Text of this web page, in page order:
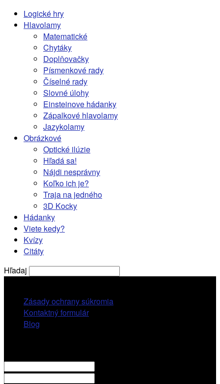
Logické hry
Hlavolamy
Matematické
Chytáky
Doplňovačky
Písmenkové rady
Číselné rady
Slovné úlohy
Einsteinove hádanky
Zápalkové hlavolamy
Jazykolamy
Obrázkové
Optické ilúzie
Hľadá sa!
Nájdi nesprávny
Koľko ich je?
Traja na jedného
3D Kocky
Hádanky
Viete kedy?
Kvízy
Citáty
Hľadaj
Zásady ochrany súkromia
Kontaktný formulár
Blog